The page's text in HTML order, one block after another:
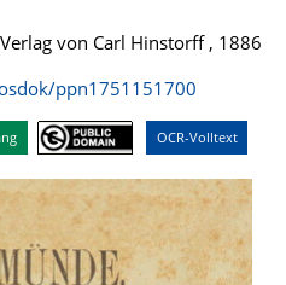
von Carl Hinstorff , 1886
ppn1751151700
OCR-Volltext